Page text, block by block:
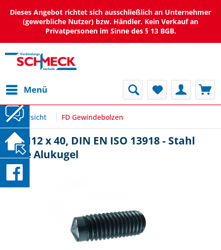
Dieses Angebot richtet sich ausschließlich an Unternehmer
(gewerbliche Nutzer) bzw. Händler. Kein Verkauf an
Privatpersonen im Sinne des § 13 BGB.
Menü
Übersicht FD Gewindebolzen
FD M12 x 40, DIN EN ISO 13918 - Stahl
ohne Alukugel